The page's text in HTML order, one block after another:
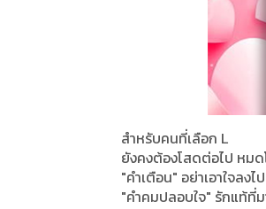
สำหรับคนที่เลือก L
ยังคงต้องโสดต่อไป หมด
"คำเตือน" อย่าเอาใจลงไ
"คำคมปลอบใจ" รักแท้ที่